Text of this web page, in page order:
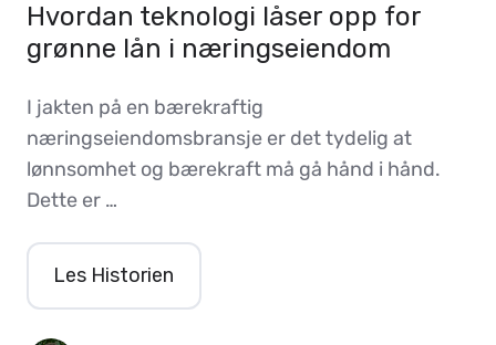
Hvordan teknologi låser opp for
grønne lån i næringseiendom
I jakten på en bærekraftig
næringseiendomsbransje er det tydelig at
lønnsomhet og bærekraft må gå hånd i hånd.
Dette er …
Les Historien